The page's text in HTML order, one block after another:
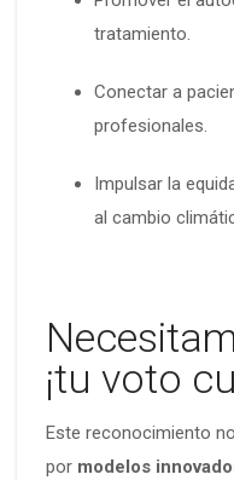
tratamiento.
Conectar a
profesionales.
Impulsar la
al cambio
¡tu voto
Este reconocimiento
por modelos